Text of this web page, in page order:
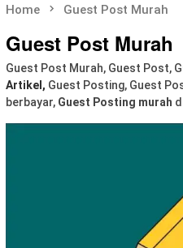
Home Guest Post Murah
Guest Post Murah
Guest Post Murah, Guest Post,
Artikel, Guest Posting, Guest
berbayar, Guest Posting murah